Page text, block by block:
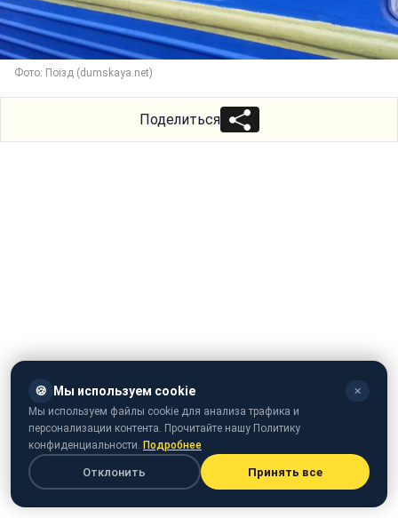
Фото: Поїзд (dumskaya.net)
Поделиться
🍪 Мы используем cookie ✕
Мы используем файлы cookie для анализа трафика и
персонализации контента. Прочитайте нашу Политику
конфиденциальности. Подробнее
Отклонить Принять все